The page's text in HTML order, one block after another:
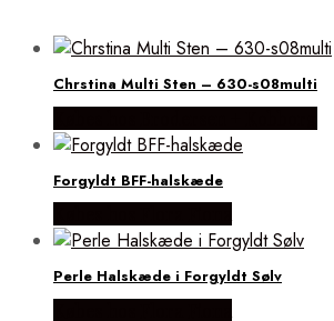
Chrstina Multi Sten – 630-s08multi
Forgyldt BFF-halskæde
Perle Halskæde i Forgyldt Sølv